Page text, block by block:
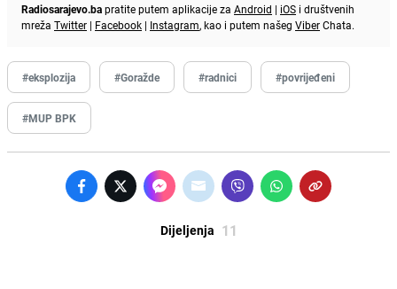
Radiosarajevo.bapratite putem aplikacije za Android | iOS i društvenih
mreža Twitter | Facebook | Instagram, kao i putem našeg ViberChata.
#eksplozija #Goražde #radnici #povrijeđeni
#MUP BPK
Dijeljenja 11